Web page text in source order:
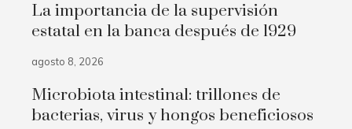
La importancia de la supervisión
estatal en la banca después de 1929
agosto 8, 2026
Microbiota intestinal: trillones de
bacterias, virus y hongos beneficiosos